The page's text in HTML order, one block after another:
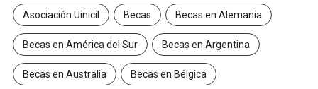
Asociación Uinicil Becas Becas en Alemania
Becas en América del Sur Becas en Argentina
Becas en Australia Becas en Bélgica